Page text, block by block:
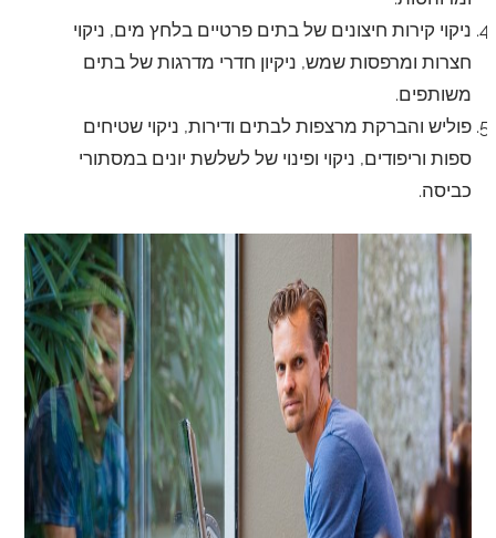
ניקוי קירות חיצונים של בתים פרטיים בלחץ מים, ניקוי
חצרות ומרפסות שמש, ניקיון חדרי מדרגות של בתים
משותפים.
פוליש והברקת מרצפות לבתים ודירות, ניקוי שטיחים
ספות וריפודים, ניקוי ופינוי של לשלשת יונים במסתורי
כביסה.